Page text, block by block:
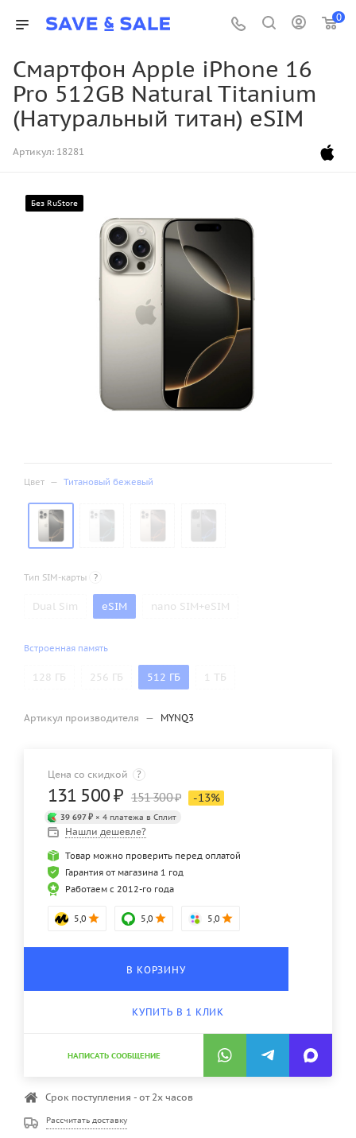
0
Смартфон Apple iPhone 16
Pro 512GB Natural Titanium
(Натуральный титан) eSIM
Артикул: 18281
Без RuStore
Цвет — Титановый бежевый
Тип SIM-карты ?
Dual Sim eSIM nano SIM+eSIM
Встроенная память
128 ГБ 256 ГБ 512 ГБ 1 ТБ
Артикул производителя — MYNQ3
Цена со скидкой ?
131 500₽ 151 300₽ -13%
39 697 ₽ × 4 платежа в Сплит
Нашли дешевле?
Товар можно проверить перед оплатой
Гарантия от магазина 1 год
Работаем с 2012-го года
5,0 5,0 5,0
В КОРЗИНУ
КУПИТЬ В 1 КЛИК
НАПИСАТЬ СООБЩЕНИЕ
Срок поступления - от 2х часов
Рассчитать доставку